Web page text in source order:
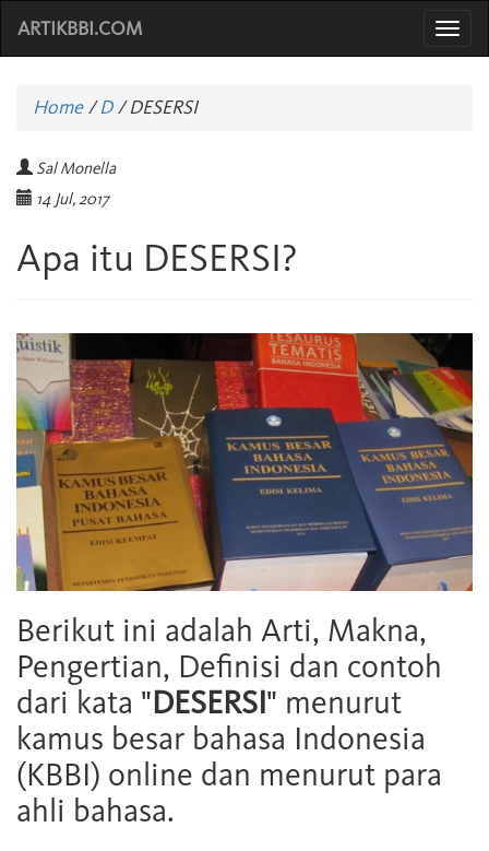
ARTIKBBI.COM
Home/D /DESERSI
Sal Monella
14 Jul, 2017
Apa itu DESERSI?
Berikut ini adalah Arti, Makna,
Pengertian, Definisi dan contoh
dari kata "DESERSI" menurut
kamus besar bahasa Indonesia
(KBBI) online dan menurut para
ahli bahasa.